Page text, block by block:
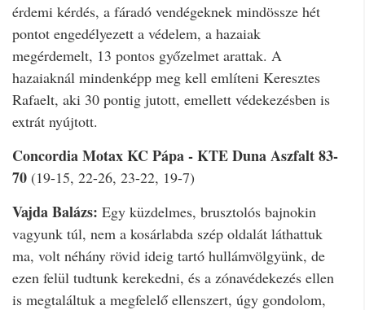
érdemi kérdés, a fáradó vendégeknek mindössze hét
pontot engedélyezett a védelem, a hazaiak
megérdemelt, 13 pontos győzelmet arattak. A
hazaiaknál mindenképp meg kell említeni Keresztes
Rafaelt, aki 30 pontig jutott, emellett védekezésben is
extrát nyújtott.
Concordia Motax KC Pápa - KTE Duna Aszfalt 83-
70 (19-15, 22-26, 23-22, 19-7)
Vajda Balázs: Egy küzdelmes, brusztolós bajnokin
vagyunk túl, nem a kosárlabda szép oldalát láthattuk
ma, volt néhány rövid ideig tartó hullámvölgyünk, de
ezen felül tudtunk kerekedni, és a zónavédekezés ellen
is megtaláltuk a megfelelő ellenszert, úgy gondolom,